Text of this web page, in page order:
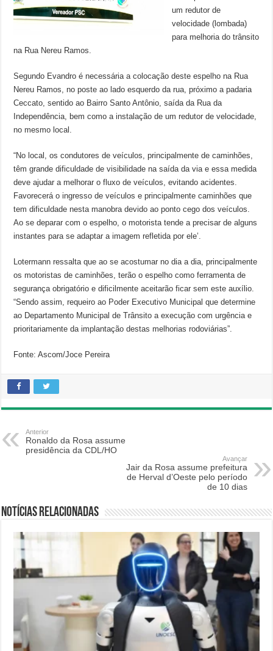
um redutor de
velocidade (lombada)
para melhoria do trânsito
na Rua Nereu Ramos.
Segundo Evandro é necessária a colocação deste espelho na Rua
Nereu Ramos, no poste ao lado esquerdo da rua, próximo a padaria
Ceccato, sentido ao Bairro Santo Antônio, saída da Rua da
Independência, bem como a instalação de um redutor de velocidade,
no mesmo local.
“No local, os condutores de veículos, principalmente de caminhões,
têm grande dificuldade de visibilidade na saída da via e essa medida
deve ajudar a melhorar o fluxo de veículos, evitando acidentes.
Favorecerá o ingresso de veículos e principalmente caminhões que
tem dificuldade nesta manobra devido ao ponto cego dos veículos.
Ao se deparar com o espelho, o motorista tende a precisar de alguns
instantes para se adaptar a imagem refletida por ele’.
Lotermann ressalta que ao se acostumar no dia a dia, principalmente
os motoristas de caminhões, terão o espelho como ferramenta de
segurança obrigatório e dificilmente aceitarão ficar sem este auxílio.
“Sendo assim, requeiro ao Poder Executivo Municipal que determine
ao Departamento Municipal de Trânsito a execução com urgência e
prioritariamente da implantação destas melhorias rodoviárias”.
Fonte: Ascom/Joce Pereira
Anterior
Ronaldo da Rosa assume
presidência da CDL/HO
Avançar
Jair da Rosa assume prefeitura
de Herval d’Oeste pelo período
de 10 dias
Notícias relacionadas